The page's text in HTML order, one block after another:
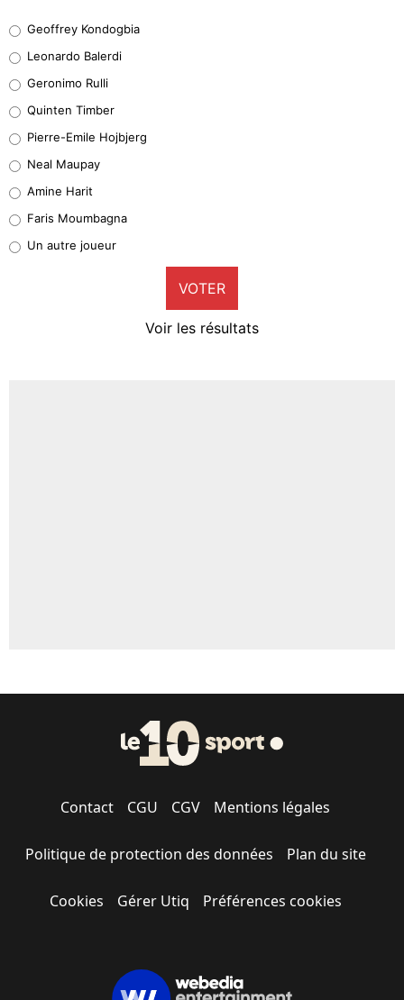
38%
32%
5%
1%
9%
Geoffrey Kondogbia
Leonardo Balerdi
Geronimo Rulli
Quinten Timber
Pierre-Emile Hojbjerg
Neal Maupay
Amine Harit
Faris Moumbagna
Un autre joueur
VOTER
Voir les résultats
Contact CGU CGV Mentions légales
Politique de protection des données Plan du site
Cookies Gérer Utiq Préférences cookies